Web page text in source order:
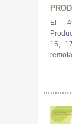
El
16,
remota.